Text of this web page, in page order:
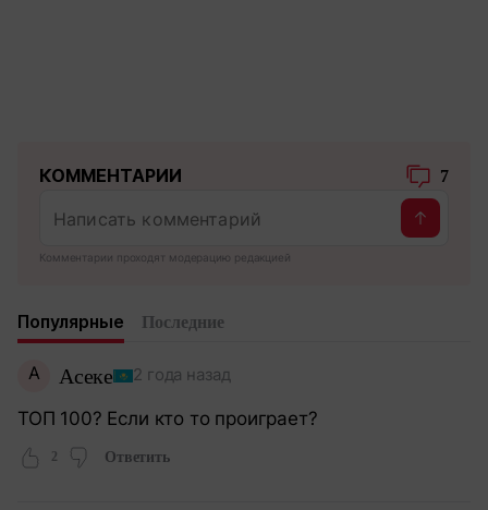
КОММЕНТАРИИ 7
Комментарии проходят модерацию редакцией
Популярные Последние
А Асеке 2 года назад
ТОП 100? Если кто то проиграет?
2 Ответить